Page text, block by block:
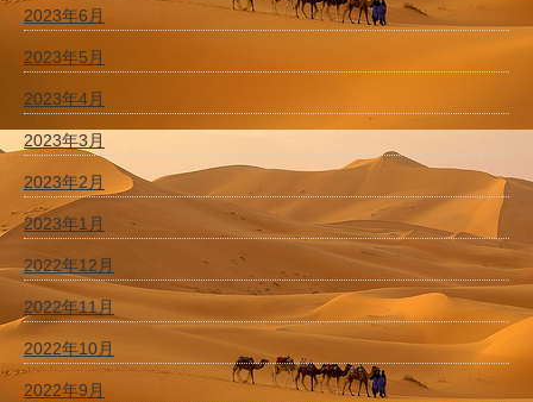
2023年6月
2023年5月
2023年4月
2023年3月
2023年2月
2023年1月
2022年12月
2022年11月
2022年10月
2022年9月